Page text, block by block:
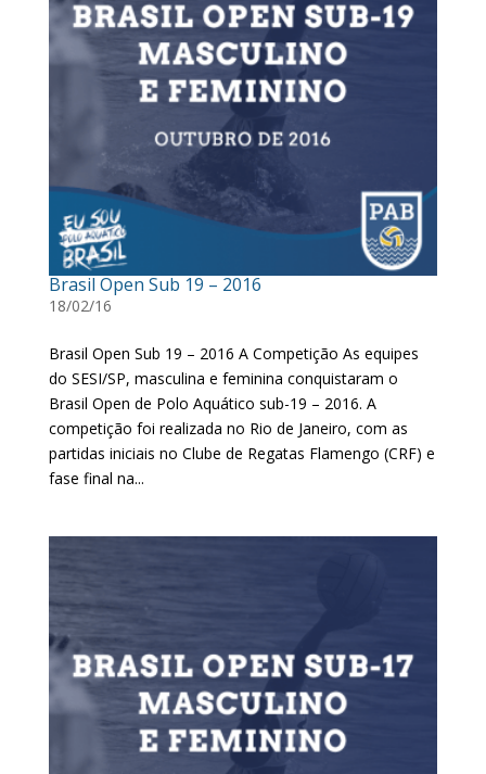
Brasil Open Sub 19 – 2016
18/02/16
Brasil Open Sub 19 – 2016 A Competição As equipes
do SESI/SP, masculina e feminina conquistaram o
Brasil Open de Polo Aquático sub-19 – 2016. A
competição foi realizada no Rio de Janeiro, com as
partidas iniciais no Clube de Regatas Flamengo (CRF) e
fase final na...